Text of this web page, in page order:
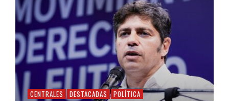
CENTRALES DESTACADAS POLÍTICA